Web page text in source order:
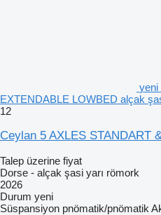
yeni
EXTENDABLE LOWBED alçak
12
Ceylan 5 AXLES STANDART
Talep üzerine fiyat
Dorse - alçak şasi yarı römork
2026
Durum yeni
Süspansiyon pnömatik/pnömatik